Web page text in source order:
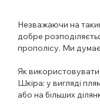
Незважаючи на
добре
прополісу. Ми
Як
Шкіра: у вигляді
або на більших